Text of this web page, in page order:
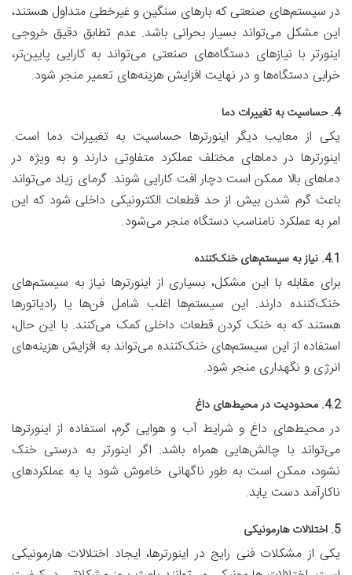
در سیستم‌های صنعتی که بارهای سنگین و غیرخطی متداول هستند،
این مشکل می‌تواند بسیار بحرانی باشد. عدم تطابق دقیق خروجی
اینورتر با نیازهای دستگاه‌های صنعتی می‌تواند به کارایی پایین‌تر،
خرابی دستگاه‌ها و در نهایت افزایش هزینه‌های تعمیر منجر شود.
4. حساسیت به تغییرات دما
یکی از معایب دیگر اینورترها حساسیت به تغییرات دما است.
اینورترها در دماهای مختلف عملکرد متفاوتی دارند و به ویژه در
دماهای بالا ممکن است دچار افت کارایی شوند. گرمای زیاد می‌تواند
باعث گرم شدن بیش از حد قطعات الکترونیکی داخلی شود که این
امر به عملکرد نامناسب دستگاه منجر می‌شود.
4.1. نیاز به سیستم‌های خنک‌کننده
برای مقابله با این مشکل، بسیاری از اینورترها نیاز به سیستم‌های
خنک‌کننده دارند. این سیستم‌ها اغلب شامل فن‌ها یا رادیاتورها
هستند که به خنک کردن قطعات داخلی کمک می‌کنند. با این حال،
استفاده از این سیستم‌های خنک‌کننده می‌تواند به افزایش هزینه‌های
انرژی و نگهداری منجر شود.
4.2. محدودیت در محیط‌های داغ
در محیط‌های داغ و شرایط آب و هوایی گرم، استفاده از اینورترها
می‌تواند با چالش‌هایی همراه باشد. اگر اینورتر به درستی خنک
نشود، ممکن است به طور ناگهانی خاموش شود یا به عملکردهای
ناکارآمد دست یابد.
5. اختلالات هارمونیکی
یکی از مشکلات فنی رایج در اینورترها، ایجاد اختلالات هارمونیکی